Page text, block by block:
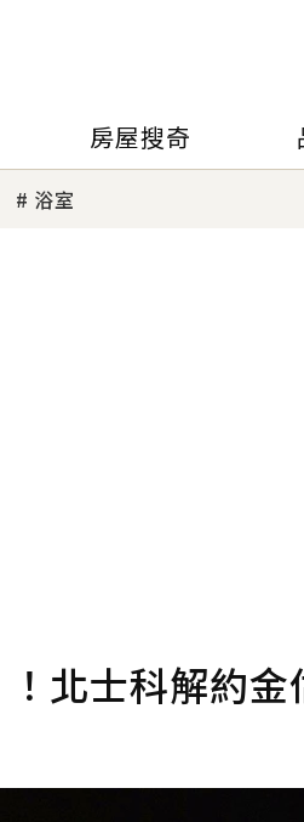
房屋搜奇
浴室
北士科解約